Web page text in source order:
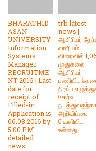
BHARATHID
ASAN
UNIVERSITY
Information
Systems
Manager
RECRUITME
NT 2016 | Last
date for
receipt of
Filled-in
Application is
06.08.2016 by
5.00 P.M ...
detailed
news..
trb latest
news |
ஆசிரியர்
வாரியம்
விரைவில்
முதுகலை
ஆசிரியர்
நிரப்ப
தேர்வு
அறிவிப்பை
வெளியிட
உள்ளது.